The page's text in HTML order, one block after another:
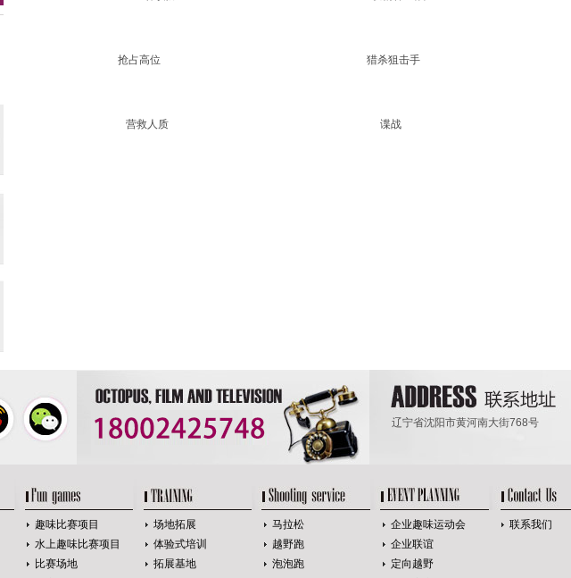
抢占高位 猎杀狙击手
营救人质 谍战
辽宁省沈阳市黄河南大街768号
趣味比赛项目
水上趣味比赛项目
比赛场地
场地拓展
体验式培训
拓展基地
马拉松
越野跑
泡泡跑
企业趣味运动会
企业联谊
定向越野
联系我们